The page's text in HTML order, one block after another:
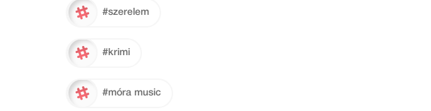
#szerelem
#krimi
#móra music